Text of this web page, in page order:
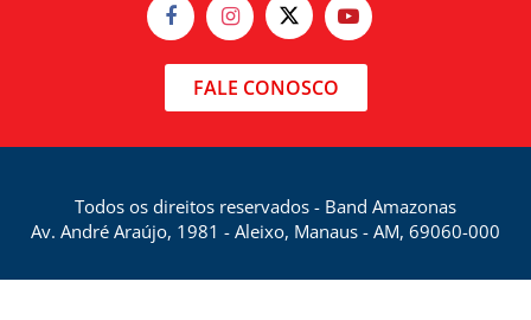
FALE CONOSCO
Todos os direitos reservados - Band Amazonas
Av. André Araújo, 1981 - Aleixo, Manaus - AM, 69060-000